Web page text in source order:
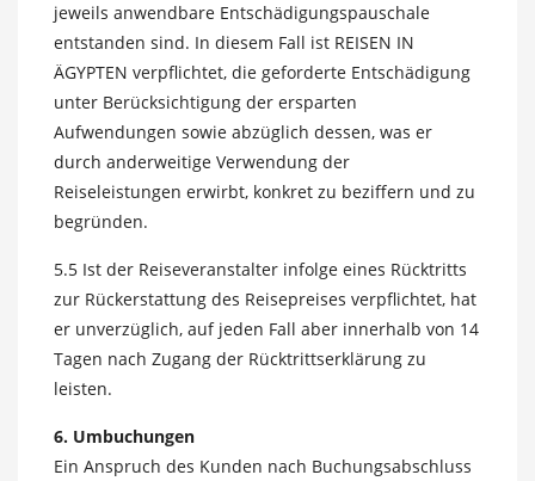
jeweils anwendbare Entschädigungspauschale
entstanden sind. In diesem Fall ist REISEN IN
ÄGYPTEN verpflichtet, die geforderte Entschädigung
unter Berücksichtigung der ersparten
Aufwendungen sowie abzüglich dessen, was er
durch anderweitige Verwendung der
Reiseleistungen erwirbt, konkret zu beziffern und zu
begründen.
5.5 Ist der Reiseveranstalter infolge eines Rücktritts
zur Rückerstattung des Reisepreises verpflichtet, hat
er unverzüglich, auf jeden Fall aber innerhalb von 14
Tagen nach Zugang der Rücktrittserklärung zu
leisten.
6. Umbuchungen
Ein Anspruch des Kunden nach Buchungsabschluss